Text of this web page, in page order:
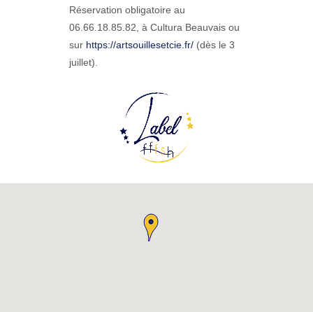
Réservation obligatoire au
06.66.18.85.82, à Cultura Beauvais ou
sur https://artsouillesetcie.fr/ (dès le 3
juillet).